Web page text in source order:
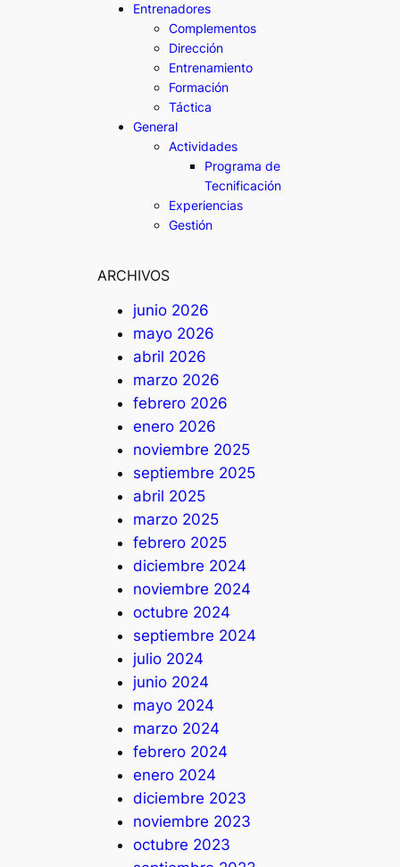
Entrenadores
Complementos
Dirección
Entrenamiento
Formación
Táctica
General
Actividades
Programa de
Tecnificación
Experiencias
Gestión
ARCHIVOS
junio 2026
mayo 2026
abril 2026
marzo 2026
febrero 2026
enero 2026
noviembre 2025
septiembre 2025
abril 2025
marzo 2025
febrero 2025
diciembre 2024
noviembre 2024
octubre 2024
septiembre 2024
julio 2024
junio 2024
mayo 2024
marzo 2024
febrero 2024
enero 2024
diciembre 2023
noviembre 2023
octubre 2023